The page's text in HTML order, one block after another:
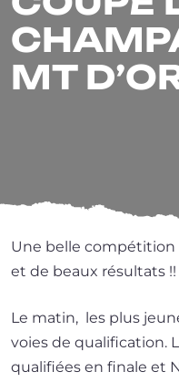
MT
Une belle com­pé­ti­tion
et de beaux résultats !!
Le matin, les plus
voies de qua­li­fi­ca­tion.
qua­li­fiées en finale et